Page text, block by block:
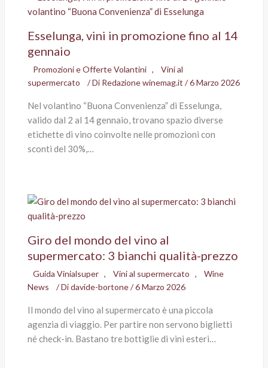
Esselunga, vini in promozione fino al 14
gennaio
Promozioni e Offerte Volantini ,
Vini al
supermercato
/ Di Redazione winemag.it /6 Marzo 2026
Nel volantino “Buona Convenienza” di Esselunga,
valido dal 2 al 14 gennaio, trovano spazio diverse
etichette di vino coinvolte nelle promozioni con
sconti del 30%,…
Giro del mondo del vino al
supermercato: 3 bianchi qualità-prezzo
Guida Vinialsuper , Vini al supermercato ,
Wine
News
/ Didavide-bortone/6 Marzo 2026
Il mondo del vino al supermercato è una piccola
agenzia di viaggio. Per partire non servono biglietti
né check-in. Bastano tre bottiglie di vini esteri…